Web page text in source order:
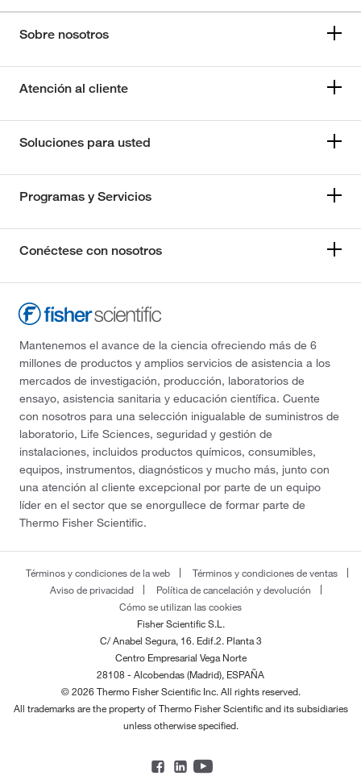
Sobre nosotros
Atención al cliente
Soluciones para usted
Programas y Servicios
Conéctese con nosotros
Mantenemos el avance de la ciencia ofreciendo más de 6
millones de productos y amplios servicios de asistencia a los
mercados de investigación, producción, laboratorios de
ensayo, asistencia sanitaria y educación científica. Cuente
con nosotros para una selección inigualable de suministros de
laboratorio, Life Sciences, seguridad y gestión de
instalaciones, incluidos productos químicos, consumibles,
equipos, instrumentos, diagnósticos y mucho más, junto con
una atención al cliente excepcional por parte de un equipo
líder en el sector que se enorgullece de formar parte de
Thermo Fisher Scientific.
Términos y condiciones de la web
Términos y condiciones de ventas
Aviso de privacidad
Política de cancelación y devolución
Cómo se utilizan las cookies
Fisher Scientific S.L.
C/ Anabel Segura, 16. Edif.2. Planta 3
Centro Empresarial Vega Norte
28108 - Alcobendas (Madrid), ESPAÑA
© 2026 Thermo Fisher Scientific Inc. All rights reserved.
All trademarks are the property of Thermo Fisher Scientific and its subsidiaries
unless otherwise specified.